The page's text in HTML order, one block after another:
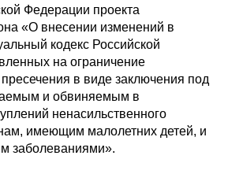
Федерации проекта
«О внесении изменений в
кодекс Российской
на ограничение
в виде заключения под
и обвиняемым в
ненасильственного
имеющим малолетних детей, и
заболеваниями».